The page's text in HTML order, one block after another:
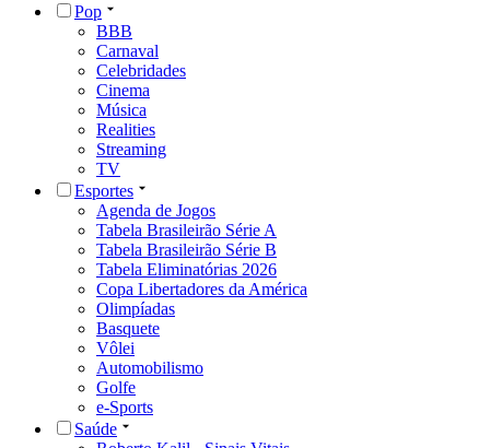
Pop
BBB
Carnaval
Celebridades
Cinema
Música
Realities
Streaming
TV
Esportes
Agenda de Jogos
Tabela Brasileirão Série A
Tabela Brasileirão Série B
Tabela Eliminatórias 2026
Copa Libertadores da América
Olimpíadas
Basquete
Vôlei
Automobilismo
Golfe
e-Sports
Saúde